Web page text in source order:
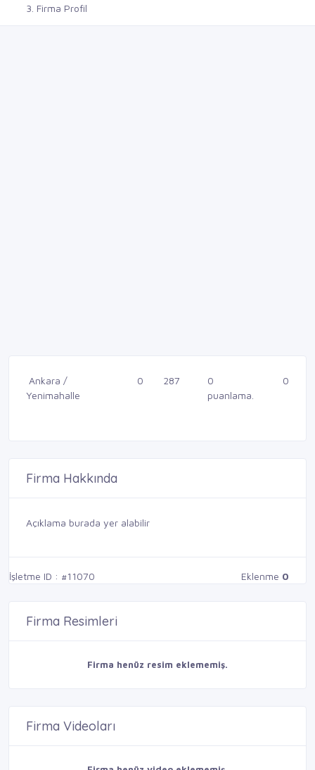
Firma Profil
Ankara /
Yenimahalle
0 287
0
puanlama.
0
Firma Hakkında
Açıklama burada yer alabilir
İşletme ID : #11070 Eklenme 0
Firma Resimleri
Firma henüz resim eklememiş.
Firma Videoları